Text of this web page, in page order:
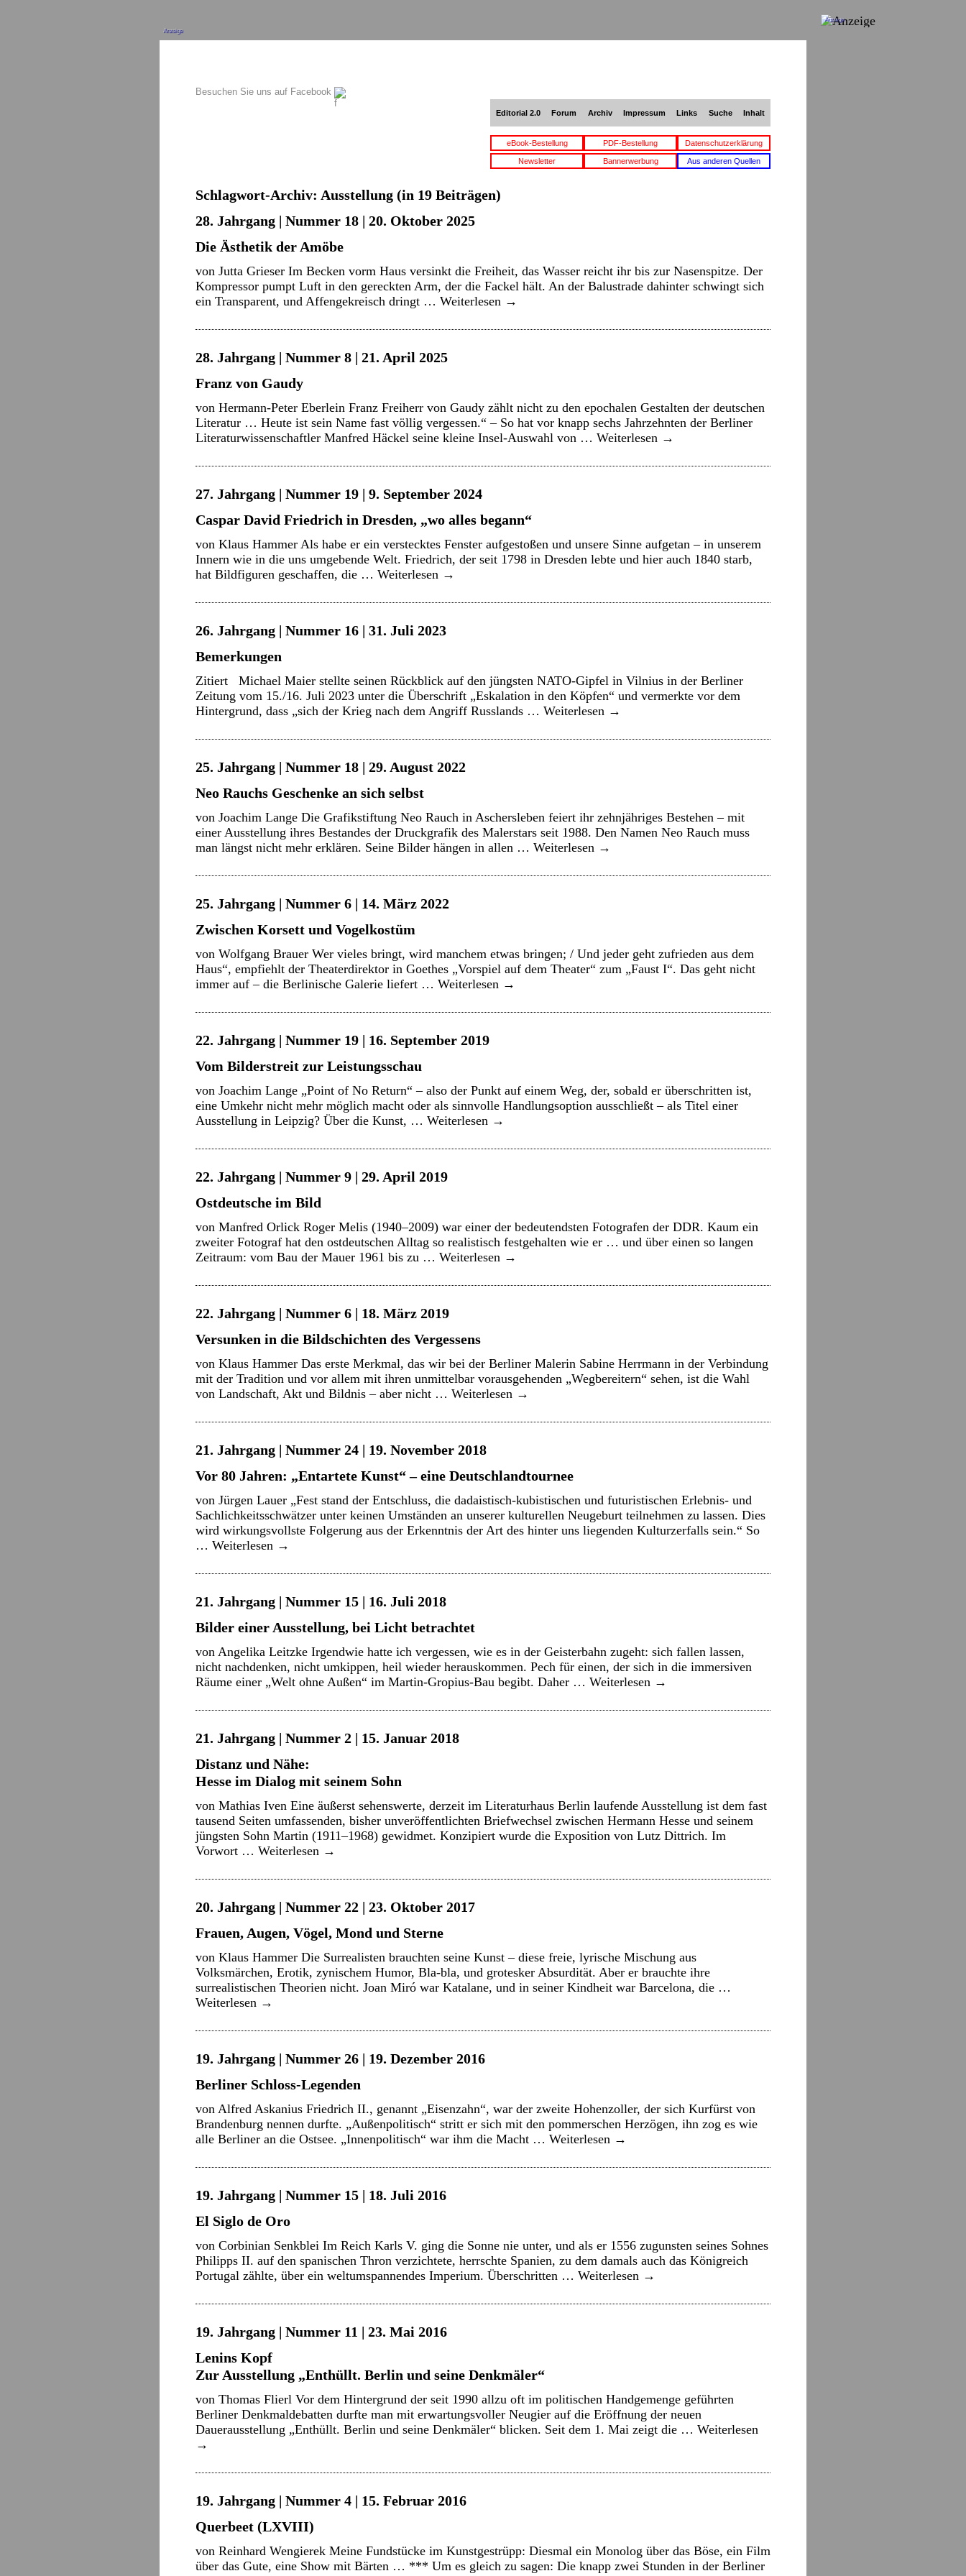
Anzeige
Besuchen Sie uns auf Facebook
Editorial 2.0 Forum Archiv Impressum Links Suche Inhalt
eBook-Bestellung PDF-Bestellung Datenschutzerklärung
Newsletter Bannerwerbung Aus anderen Quellen
Schlagwort-Archiv: Ausstellung (in 19 Beiträgen)
28. Jahrgang | Nummer 18 | 20. Oktober 2025
Die Ästhetik der Amöbe
von Jutta Grieser Im Becken vorm Haus versinkt die Freiheit, das Wasser reicht ihr bis zur Nasenspitze. Der
Kompressor pumpt Luft in den gereckten Arm, der die Fackel hält. An der Balustrade dahinter schwingt sich
ein Transparent, und Affengekreisch dringt … Weiterlesen →
28. Jahrgang | Nummer 8 | 21. April 2025
Franz von Gaudy
von Hermann-Peter Eberlein Franz Freiherr von Gaudy zählt nicht zu den epochalen Gestalten der deutschen
Literatur … Heute ist sein Name fast völlig vergessen.“ – So hat vor knapp sechs Jahrzehnten der Berliner
Literaturwissenschaftler Manfred Häckel seine kleine Insel-Auswahl von … Weiterlesen →
27. Jahrgang | Nummer 19 | 9. September 2024
Caspar David Friedrich in Dresden, „wo alles begann“
von Klaus Hammer Als habe er ein verstecktes Fenster aufgestoßen und unsere Sinne aufgetan – in unserem
Innern wie in die uns umgebende Welt. Friedrich, der seit 1798 in Dresden lebte und hier auch 1840 starb,
hat Bildfiguren geschaffen, die … Weiterlesen →
26. Jahrgang | Nummer 16 | 31. Juli 2023
Bemerkungen
Zitiert Michael Maier stellte seinen Rückblick auf den jüngsten NATO-Gipfel in Vilnius in der Berliner
Zeitung vom 15./16. Juli 2023 unter die Überschrift „Eskalation in den Köpfen“ und vermerkte vor dem
Hintergrund, dass „sich der Krieg nach dem Angriff Russlands … Weiterlesen →
25. Jahrgang | Nummer 18 | 29. August 2022
Neo Rauchs Geschenke an sich selbst
von Joachim Lange Die Grafikstiftung Neo Rauch in Aschersleben feiert ihr zehnjähriges Bestehen – mit
einer Ausstellung ihres Bestandes der Druckgrafik des Malerstars seit 1988. Den Namen Neo Rauch muss
man längst nicht mehr erklären. Seine Bilder hängen in allen … Weiterlesen →
25. Jahrgang | Nummer 6 | 14. März 2022
Zwischen Korsett und Vogelkostüm
von Wolfgang Brauer Wer vieles bringt, wird manchem etwas bringen; / Und jeder geht zufrieden aus dem
Haus“, empfiehlt der Theaterdirektor in Goethes „Vorspiel auf dem Theater“ zum „Faust I“. Das geht nicht
immer auf – die Berlinische Galerie liefert … Weiterlesen →
22. Jahrgang | Nummer 19 | 16. September 2019
Vom Bilderstreit zur Leistungsschau
von Joachim Lange „Point of No Return“ – also der Punkt auf einem Weg, der, sobald er überschritten ist,
eine Umkehr nicht mehr möglich macht oder als sinnvolle Handlungsoption ausschließt – als Titel einer
Ausstellung in Leipzig? Über die Kunst, … Weiterlesen →
22. Jahrgang | Nummer 9 | 29. April 2019
Ostdeutsche im Bild
von Manfred Orlick Roger Melis (1940–2009) war einer der bedeutendsten Fotografen der DDR. Kaum ein
zweiter Fotograf hat den ostdeutschen Alltag so realistisch festgehalten wie er … und über einen so langen
Zeitraum: vom Bau der Mauer 1961 bis zu … Weiterlesen →
22. Jahrgang | Nummer 6 | 18. März 2019
Versunken in die Bildschichten des Vergessens
von Klaus Hammer Das erste Merkmal, das wir bei der Berliner Malerin Sabine Herrmann in der Verbindung
mit der Tradition und vor allem mit ihren unmittelbar vorausgehenden „Wegbereitern“ sehen, ist die Wahl
von Landschaft, Akt und Bildnis – aber nicht … Weiterlesen →
21. Jahrgang | Nummer 24 | 19. November 2018
Vor 80 Jahren: „Entartete Kunst“ – eine Deutschlandtournee
von Jürgen Lauer „Fest stand der Entschluss, die dadaistisch-kubistischen und futuristischen Erlebnis- und
Sachlichkeitsschwätzer unter keinen Umständen an unserer kulturellen Neugeburt teilnehmen zu lassen. Dies
wird wirkungsvollste Folgerung aus der Erkenntnis der Art des hinter uns liegenden Kulturzerfalls sein.“ So
… Weiterlesen →
21. Jahrgang | Nummer 15 | 16. Juli 2018
Bilder einer Ausstellung, bei Licht betrachtet
von Angelika Leitzke Irgendwie hatte ich vergessen, wie es in der Geisterbahn zugeht: sich fallen lassen,
nicht nachdenken, nicht umkippen, heil wieder herauskommen. Pech für einen, der sich in die immersiven
Räume einer „Welt ohne Außen“ im Martin-Gropius-Bau begibt. Daher … Weiterlesen →
21. Jahrgang | Nummer 2 | 15. Januar 2018
Distanz und Nähe:
Hesse im Dialog mit seinem Sohn
von Mathias Iven Eine äußerst sehenswerte, derzeit im Literaturhaus Berlin laufende Ausstellung ist dem fast
tausend Seiten umfassenden, bisher unveröffentlichten Briefwechsel zwischen Hermann Hesse und seinem
jüngsten Sohn Martin (1911–1968) gewidmet. Konzipiert wurde die Exposition von Lutz Dittrich. Im
Vorwort … Weiterlesen →
20. Jahrgang | Nummer 22 | 23. Oktober 2017
Frauen, Augen, Vögel, Mond und Sterne
von Klaus Hammer Die Surrealisten brauchten seine Kunst – diese freie, lyrische Mischung aus
Volksmärchen, Erotik, zynischem Humor, Bla-bla, und grotesker Absurdität. Aber er brauchte ihre
surrealistischen Theorien nicht. Joan Miró war Katalane, und in seiner Kindheit war Barcelona, die …
Weiterlesen →
19. Jahrgang | Nummer 26 | 19. Dezember 2016
Berliner Schloss-Legenden
von Alfred Askanius Friedrich II., genannt „Eisenzahn“, war der zweite Hohenzoller, der sich Kurfürst von
Brandenburg nennen durfte. „Außenpolitisch“ stritt er sich mit den pommerschen Herzögen, ihn zog es wie
alle Berliner an die Ostsee. „Innenpolitisch“ war ihm die Macht … Weiterlesen →
19. Jahrgang | Nummer 15 | 18. Juli 2016
El Siglo de Oro
von Corbinian Senkblei Im Reich Karls V. ging die Sonne nie unter, und als er 1556 zugunsten seines Sohnes
Philipps II. auf den spanischen Thron verzichtete, herrschte Spanien, zu dem damals auch das Königreich
Portugal zählte, über ein weltumspannendes Imperium. Überschritten … Weiterlesen →
19. Jahrgang | Nummer 11 | 23. Mai 2016
Lenins Kopf
Zur Ausstellung „Enthüllt. Berlin und seine Denkmäler“
von Thomas Flierl Vor dem Hintergrund der seit 1990 allzu oft im politischen Handgemenge geführten
Berliner Denkmaldebatten durfte man mit erwartungsvoller Neugier auf die Eröffnung der neuen
Dauerausstellung „Enthüllt. Berlin und seine Denkmäler“ blicken. Seit dem 1. Mai zeigt die … Weiterlesen
→
19. Jahrgang | Nummer 4 | 15. Februar 2016
Querbeet (LXVIII)
von Reinhard Wengierek Meine Fundstücke im Kunstgestrüpp: Diesmal ein Monolog über das Böse, ein Film
über das Gute, eine Show mit Bärten … *** Um es gleich zu sagen: Die knapp zwei Stunden in der Berliner
Anzeige